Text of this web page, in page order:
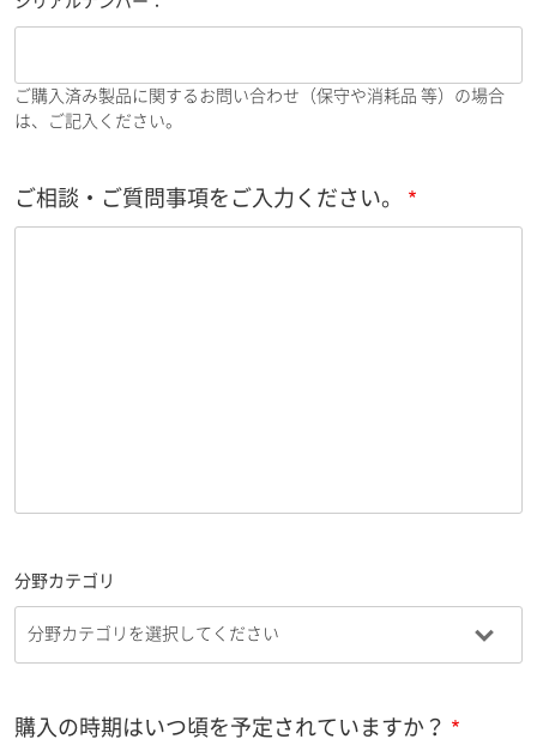
ご購入済み製品に関するお問い合わせ（保守や消耗品 等）の場合
は、ご記入ください。
ご相談・ご質問事項をご入力ください。
分野カテゴリ
購入の時期はいつ頃を予定されていますか？